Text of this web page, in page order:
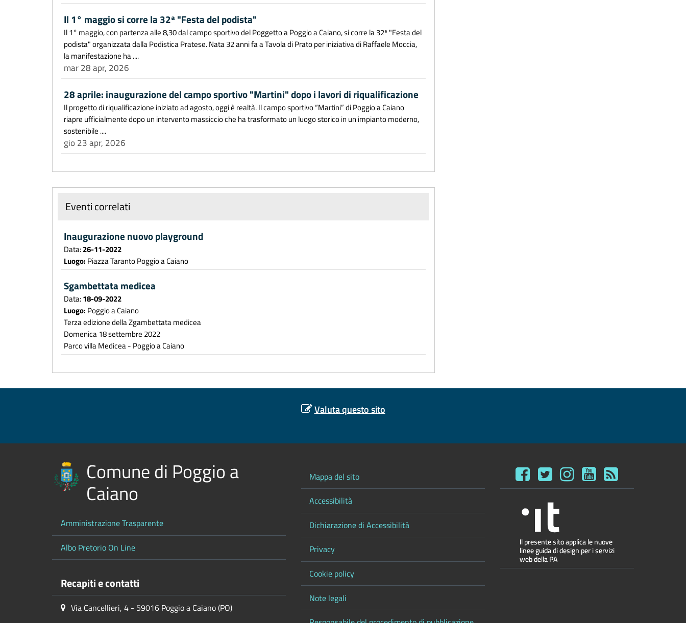
Il 1° maggio si corre la 32ª "Festa del podista"
Il 1° maggio, con partenza alle 8,30 dal campo sportivo del Poggetto a Poggio a Caiano, si corre la 32ª "Festa del
podista" organizzata dalla Podistica Pratese. Nata 32 anni fa a Tavola di Prato per iniziativa di Raffaele Moccia,
la manifestazione ha ....
mar 28 apr, 2026
28 aprile: inaugurazione del campo sportivo "Martini" dopo i lavori di riqualificazione
Il progetto di riqualificazione iniziato ad agosto, oggi è realtà. Il campo sportivo “Martini” di Poggio a Caiano
riapre ufficialmente dopo un intervento massiccio che ha trasformato un luogo storico in un impianto moderno,
sostenibile ....
gio 23 apr, 2026
Eventi correlati
Inaugurazione nuovo playground
Data:26-11-2022
Luogo: Piazza Taranto Poggio a Caiano
Sgambettata medicea
Data:18-09-2022
Luogo: Poggio a Caiano
Terza edizione della Zgambettata medicea
Domenica 18 settembre 2022
Parco villa Medicea - Poggio a Caiano
Valuta questo sito
Comune di Poggio a
Caiano
Amministrazione Trasparente
Albo Pretorio On Line
Recapiti e contatti
Via Cancellieri, 4 - 59016 Poggio a Caiano (PO)
Mappa del sito
Accessibilità
Dichiarazione di Accessibilità
Privacy
Cookie policy
Note legali